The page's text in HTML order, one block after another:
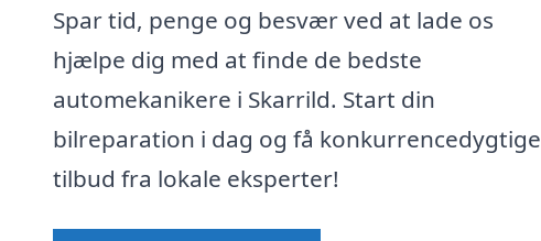
Spar tid, penge og besvær ved at lade os
hjælpe dig med at finde de bedste
automekanikere i Skarrild. Start din
bilreparation i dag og få konkurrencedygtige
tilbud fra lokale eksperter!